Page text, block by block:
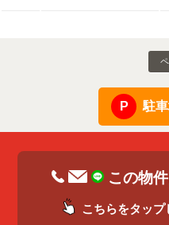
駐
この物
こちらをタッ